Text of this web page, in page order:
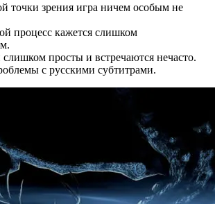
точки зрения игра ничем особым не
процесс кажется слишком
просты и встречаются нечасто.
с русскими субтитрами.